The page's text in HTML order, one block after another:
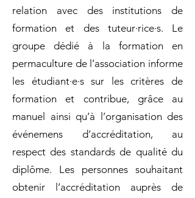
relation avec des institutions de
formation et des tuteur·rice·s. Le
groupe dédié à la formation en
permaculture de l’association informe
les étudiant·e·s sur les critères de
formation et contribue, grâce au
manuel ainsi qu’à l’organisation des
événemens d’accréditation, au
respect des standards de qualité du
diplôme. Les personnes souhaitant
obtenir l’accréditation auprès de